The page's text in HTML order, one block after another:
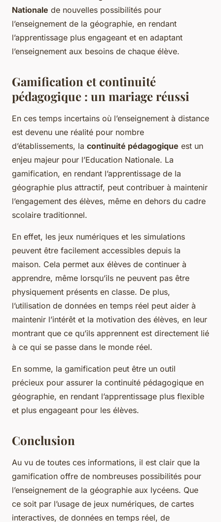
Nationale de nouvelles possibilités pour
l’enseignement de la géographie, en rendant
l’apprentissage plus engageant et en adaptant
l’enseignement aux besoins de chaque élève.
Gamification et continuité
pédagogique : un mariage réussi
En ces temps incertains où l’enseignement à distance
est devenu une réalité pour nombre
d’établissements, la continuité pédagogique est un
enjeu majeur pour l’Education Nationale. La
gamification, en rendant l’apprentissage de la
géographie plus attractif, peut contribuer à maintenir
l’engagement des élèves, même en dehors du cadre
scolaire traditionnel.
En effet, les jeux numériques et les simulations
peuvent être facilement accessibles depuis la
maison. Cela permet aux élèves de continuer à
apprendre, même lorsqu’ils ne peuvent pas être
physiquement présents en classe. De plus,
l’utilisation de données en temps réel peut aider à
maintenir l’intérêt et la motivation des élèves, en leur
montrant que ce qu’ils apprennent est directement lié
à ce qui se passe dans le monde réel.
En somme, la gamification peut être un outil
précieux pour assurer la continuité pédagogique en
géographie, en rendant l’apprentissage plus flexible
et plus engageant pour les élèves.
Conclusion
Au vu de toutes ces informations, il est clair que la
gamification offre de nombreuses possibilités pour
l’enseignement de la géographie aux lycéens. Que
ce soit par l’usage de jeux numériques, de cartes
interactives, de données en temps réel, de